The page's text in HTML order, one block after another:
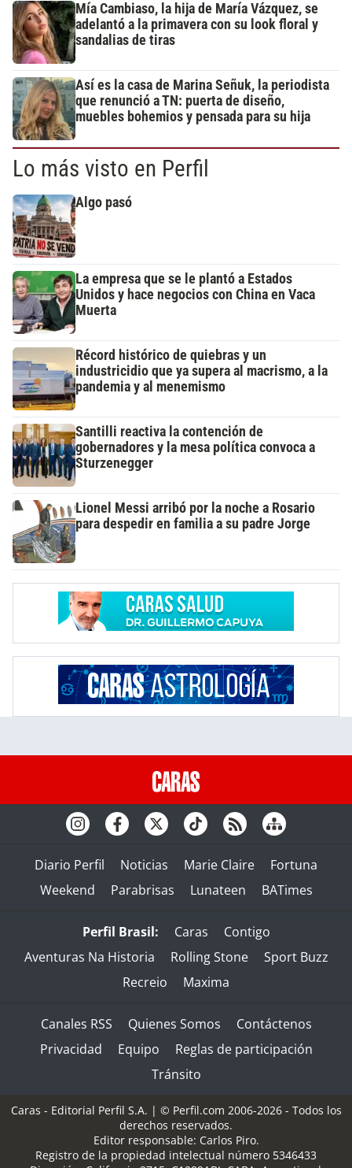
Mía Cambiaso, la hija de María Vázquez, se
adelantó a la primavera con su look floral y
sandalias de tiras
Así es la casa de Marina Señuk, la periodista
que renunció a TN: puerta de diseño,
muebles bohemios y pensada para su hija
Lo más visto en Perfil
Algo pasó
La empresa que se le plantó a Estados
Unidos y hace negocios con China en Vaca
Muerta
Récord histórico de quiebras y un
industricidio que ya supera al macrismo, a la
pandemia y al menemismo
Santilli reactiva la contención de
gobernadores y la mesa política convoca a
Sturzenegger
Lionel Messi arribó por la noche a Rosario
para despedir en familia a su padre Jorge
Diario Perfil Noticias Marie Claire
Fortuna
Weekend
Parabrisas Lunateen BATimes
Perfil Brasil: Caras
Contigo
Aventuras Na Historia
Rolling Stone
Sport Buzz
Recreio
Maxima
Canales RSS Quienes Somos
Contáctenos
Privacidad
Equipo
Reglas de participación
Tránsito
Caras - Editorial Perfil S.A. | © Perfil.com 2006-2026 - Todos los
derechos reservados.
Editor responsable: Carlos Piro.
Registro de la propiedad intelectual número 5346433